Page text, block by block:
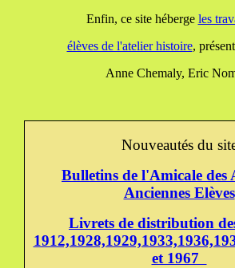
Enfin, ce site héberge les
élèves de l'atelier histoire,
Anne Chemaly, Eric
Nouveautés du
Bulletins de l'Amicale des
Anciennes Elèves
Livrets de distribution
et 1967